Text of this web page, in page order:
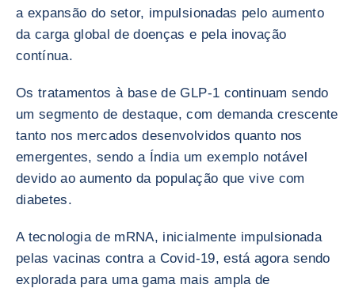
a expansão do setor, impulsionadas pelo aumento
da carga global de doenças e pela inovação
contínua.
Os tratamentos à base de GLP-1 continuam sendo
um segmento de destaque, com demanda crescente
tanto nos mercados desenvolvidos quanto nos
emergentes, sendo a Índia um exemplo notável
devido ao aumento da população que vive com
diabetes.
A tecnologia de mRNA, inicialmente impulsionada
pelas vacinas contra a Covid-19, está agora sendo
explorada para uma gama mais ampla de